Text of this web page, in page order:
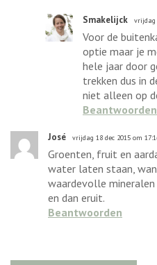
Smakelijck vrijdag
Voor de
optie maar je
hele jaar door
trekken dus in
niet alleen op
Beantwoorden
José vrijdag 18 dec 2015 om
Groenten, fruit en
water laten staan,
waardevolle mineralen
en dan eruit.
Beantwoorden